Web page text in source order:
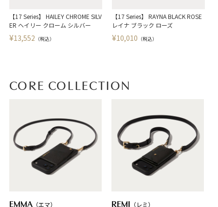
【17 Series】 HAILEY CHROME SILV
ER ヘイリー クローム シルバー
¥13,552 （税込）
【17 Series】 RAYNA BLACK ROSE
レイナ ブラック ローズ
¥10,010 （税込）
CORE COLLECTION
EMMA（エマ）
REMI （レミ）